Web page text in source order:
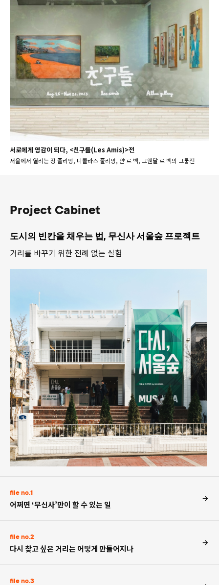
서로에게 영감이 되다, <친구들(Les Amis)>전
서울에서 열리는 장 줄리앙, 니콜라스 줄리앙, 얀 르 벡, 그웬달 르 벡의 그룹전
Project Cabinet
도시의 빈칸을 채우는 법, 무신사 서울숲 프로젝트
거리를 바꾸기 위한 전례 없는 실험
file no.1
어쩌면 ‘무신사’만이 할 수 있는 일
file no.2
다시 찾고 싶은 거리는 어떻게 만들어지나
file no.3